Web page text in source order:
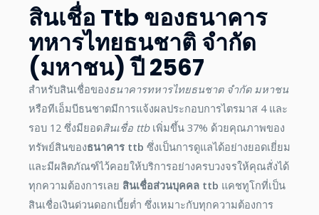
สินเชื่อ Ttb ของธนาคาร
ทหารไทยธนชาติ จำกัด
(มหาชน) ปี2567
สำหรับสินเชื่อของธนาคารทหารไทยธนชาต จํากัด มหาชน
หรือทีเอ็มบีธนชาตมีการแจ้งผลประกอบการไตรมาส 4 และ
รอบ 12 ซึ่งมียอดสินเชื่อ ttbเพิ่มขึ้น 37% ด้วยคุณภาพของ
ทรัพย์สินของธนาคาร ttb ซึ่งเป็นการดูแลได้อย่างยอดเยี่ยม
และมีผลิตภัณฑ์ไว้คอยให้บริการอย่างครบวงจรให้คุณสั่งได้
ทุกความต้องการเลย สินเชื่อส่วนบุคคล ttb แคชทูโกที่เป็น
สินเชื่อเงินด่วนดอกเบี้ยต่ำ ซึ่งเหมาะกับทุกความต้องการ